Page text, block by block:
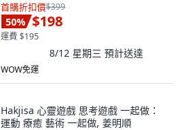
首購折扣價$399
50% $198
運費 $195
8/12 星期三 預計送達
WOW免運
Hakjisa 心靈遊戲 思考遊戲 一起做：
運動 療癒 藝術 一起做, 姜明順